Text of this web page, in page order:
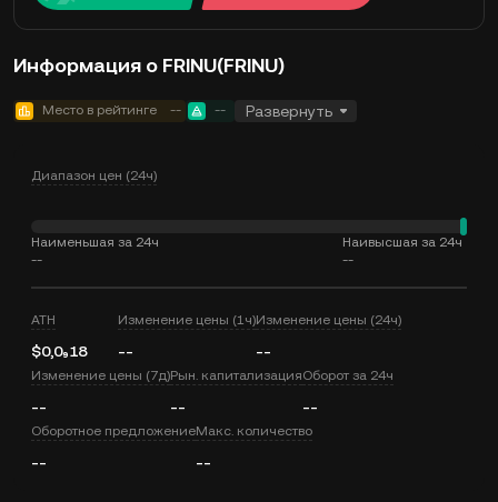
Информация о FRINU(FRINU)
Место в рейтинге -- -- Развернуть
Диапазон цен (24ч)
Наименьшая за 24ч
--
Наивысшая за 24ч
--
ATH
$0,0₉18
Изменение цены (1ч)
--
Изменение цены (24ч)
--
Изменение цены (7д)
--
Рын. капитализация
--
Оборот за 24ч
--
Оборотное предложение
--
Макс. количество
--